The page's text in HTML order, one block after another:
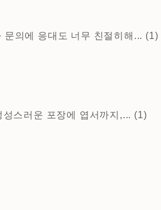
의에 응대도 너무 친절히해... (1)
스러운 포장에 엽서까지,... (1)